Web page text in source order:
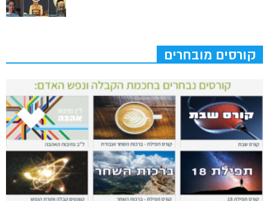
קורסים מובחרים